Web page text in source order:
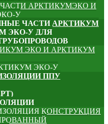
АРКТИКУМЭКО И
У
ЧАСТИ АРКТИКУМ
ЭКО-У ДЛЯ
ЭКО И АРКТИКУМ
ЭКО-У
ППУ
КОНСТРУКЦИЯ